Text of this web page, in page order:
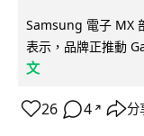
Samsung 電子 MX
表示，品牌正推動
文
26 4 ↗ 分